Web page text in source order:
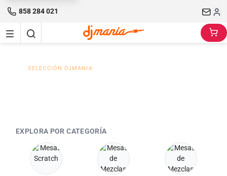
858 284 021
SELECCIÓN DJMANIA
EXPLORA POR CATEGORÍA